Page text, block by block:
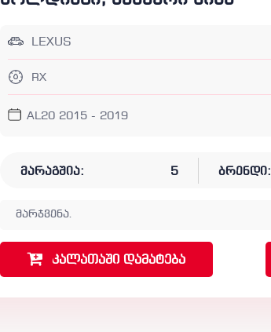
LEXUS
RX
AL20 2015 - 2019
მარაგშია: 5 ბრენდი:
მარჯვენა.
კალათაში დამატება